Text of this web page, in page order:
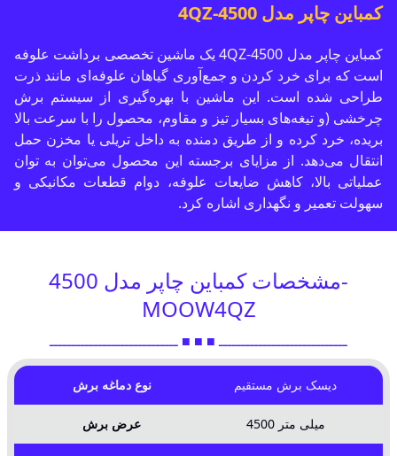
کمباین چاپر مدل 4500-4QZ
کمباین چاپر مدل 4QZ-4500 یک ماشین تخصصی برداشت علوفه
است که برای خرد کردن و جمع‌آوری گیاهان علوفه‌ای مانند ذرت
طراحی شده است. این ماشین با بهره‌گیری از سیستم برش
چرخشی (و تیغه‌های بسیار تیز و مقاوم، محصول را با سرعت بالا
بریده، خرد کرده و از طریق دمنده به داخل تریلی یا مخزن حمل
انتقال می‌دهد. از مزایای برجسته این محصول می‌توان به توان
عملیاتی بالا، کاهش ضایعات علوفه، دوام قطعات مکانیکی و
سهولت تعمیر و نگهداری اشاره کرد.
مشخصات کمباین چاپر مدل 4500-
MOOW4QZ
ـــــــــــــــــــــــــــــ ■ ■ ■ ـــــــــــــــــــــــــــــ
نوع دماغه برش دیسک برش مستقیم
عرض برش 4500 میلی متر